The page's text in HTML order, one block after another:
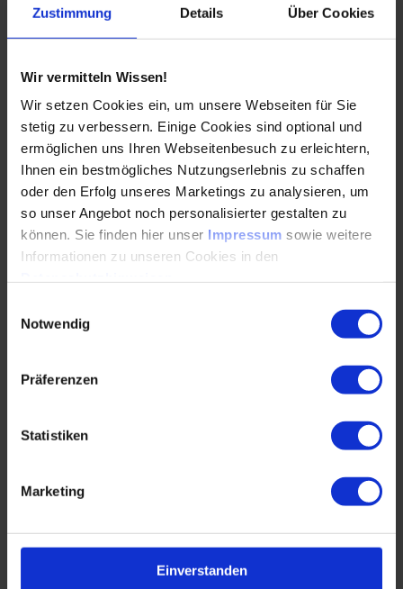
Zustimmung Details Über Cookies
Wir vermitteln Wissen!
Wir setzen Cookies ein, um unsere Webseiten für Sie
stetig zu verbessern. Einige Cookies sind optional und
ermöglichen uns Ihren Webseitenbesuch zu erleichtern,
Ihnen ein bestmögliches Nutzungserlebnis zu schaffen
oder den Erfolg unseres Marketings zu analysieren, um
so unser Angebot noch personalisierter gestalten zu
können. Sie finden hier unser Impressum sowie weitere
Informationen zu unseren Cookies in den
Notwendig
Präferenzen
Statistiken
Marketing
Einverstanden
Expert for Quantum Technologies bei der TÜV
Informationstechnik GmbH, warum Unternehmen
jetzt handeln…
WEITERLESEN
Kann KI ins Systems Engineering integriert
Wie lässt sich künstliche Intelligenz sinnvoll in
komplexe Entwicklungsprozesse integrieren? Im
Systems…
Die Fabrik von morgen wird ein
Rechenzentrum sein